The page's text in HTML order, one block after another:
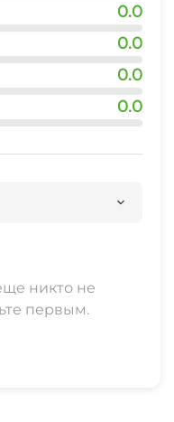
0.0
0.0
0.0
0.0
никто не
первым.